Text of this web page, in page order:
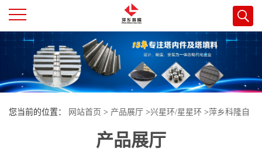
公
司
您当前的位置： 网站首页 > 产品展厅 >兴星环/星星环 >萍乡科隆自
产自销 塑料 兴星环填料产品 CPVC兴星环应用于吸收塔
产品展厅